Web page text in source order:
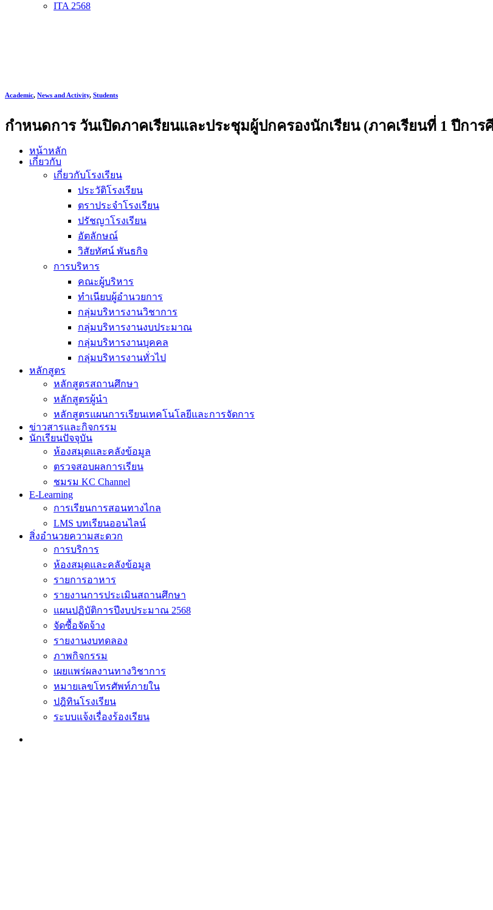
ITA 2568
หน้าหลัก
เกี่ยวกับ
เกี่ยวกับโรงเรียน
ประวัติโรงเรียน
ตราประจำโรงเรียน
ปรัชญาโรงเรียน
อัตลักษณ์
วิสัยทัศน์ พันธกิจ
การบริหาร
คณะผู้บริหาร
ทำเนียบผู้อำนวยการ
กลุ่มบริหารงานวิชาการ
กลุ่มบริหารงานงบประมาณ
กลุ่มบริหารงานบุคคล
กลุ่มบริหารงานทั่วไป
หลักสูตร
หลักสูตรสถานศึกษา
หลักสูตรผู้นำ
หลักสูตรแผนการเรียนเทคโนโลยีและการจัดการ
ข่าวสารและกิจกรรม
นักเรียนปัจจุบัน
ห้องสมุดและคลังข้อมูล
ตรวจสอบผลการเรียน
ชมรม KC Channel
E-Learning
การเรียนการสอนทางไกล
LMS บทเรียนออนไลน์
สิ่งอำนวยความสะดวก
การบริการ
ห้องสมุดและคลังข้อมูล
รายการอาหาร
รายงานการประเมินสถานศึกษา
แผนปฏิบัติการปีงบประมาณ 2568
จัดซื้อจัดจ้าง
รายงานงบทดลอง
ภาพกิจกรรม
เผยแพร่ผลงานทางวิชาการ
หมายเลขโทรศัพท์ภายใน
ปฎิทินโรงเรียน
ระบบแจ้งเรื่องร้องเรียน
Academic, News and Activity, Students
กำหนดการ วันเปิดภาคเรียนและประชุมผู้ปกครองนักเรียน (ภาคเรียนที่ 1 ปีกา